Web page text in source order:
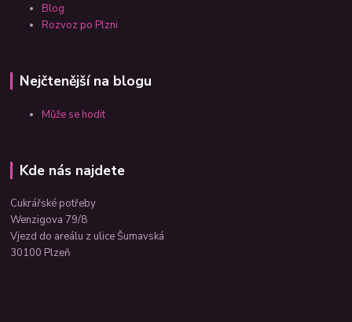
Blog
Rozvoz po Plzni
Nejčtenější na blogu
Může se hodit
Kde nás najdete
Cukrářské potřeby
Wenzigova 79/8
Vjezd do areálu z ulice Šumavská
30100 Plzeň